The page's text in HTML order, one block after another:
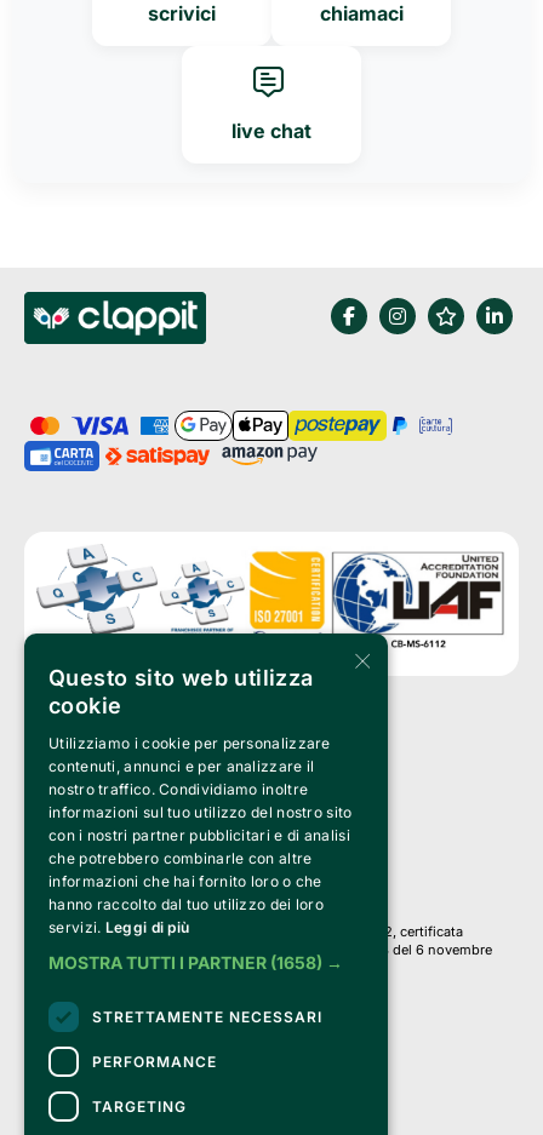
scrivici chiamaci
live chat
Clappit è un marchio di proprietà di:
Bemils Srl
a Socio Unico
Via Fosse Ardeatine, 4 -20092 Cinisello Balsamo (MI)
PI 05589050961
Iscr. C.C.I.A.A. Milano R.E.A. 1833471
© 2010-2025 Bemils Srl - Tutti i diritti riservati
Credits:
Clappit è basato sulla piattaforma di biglietteria Belive 6.2, certificata
dall’Agenzia delle Entrate con protocollo n. 2025/445474 del 6 novembre
2025.
Su Clappit i tuoi acquisti ed i tuoi dati
sono sicuri e protetti da un certificato SSL
con crittografia a 128 bit.
×
Questo sito web utilizza
cookie
Utilizziamo i cookie per personalizzare
contenuti, annunci e per analizzare il
nostro traffico. Condividiamo inoltre
informazioni sul tuo utilizzo del nostro sito
con i nostri partner pubblicitari e di analisi
che potrebbero combinarle con altre
informazioni che hai fornito loro o che
hanno raccolto dal tuo utilizzo dei loro
servizi. Leggi di più
MOSTRA TUTTI I PARTNER (1658) →
STRETTAMENTE NECESSARI
PERFORMANCE
TARGETING